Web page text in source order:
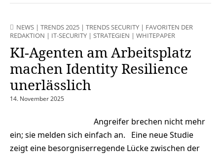
NEWS | TRENDS 2025 | TRENDS SECURITY | FAVORITEN DER
REDAKTION | IT-SECURITY | STRATEGIEN | WHITEPAPER
KI-Agenten am Arbeitsplatz
machen Identity Resilience
unerlässlich
14. November 2025
Angreifer brechen nicht mehr
ein; sie melden sich einfach an. Eine neue Studie
zeigt eine besorgniserregende Lücke zwischen der